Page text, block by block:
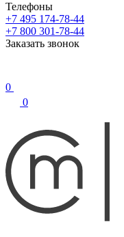
Телефоны
+7 495 174-78-44
+7 800 301-78-44
Заказать звонок
0
0